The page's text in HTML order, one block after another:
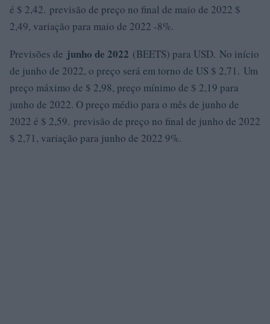
é $ 2,42. previsão de preço no final de maio de 2022 $
2,49, variação para maio de 2022 -8%.
Previsões de junho de 2022 (BEETS) para USD. No início
de junho de 2022, o preço será em torno de US $ 2,71. Um
preço máximo de $ 2,98, preço mínimo de $ 2,19 para
junho de 2022. O preço médio para o mês de junho de
2022 é $ 2,59. previsão de preço no final de junho de 2022
$ 2,71, variação para junho de 2022 9%.